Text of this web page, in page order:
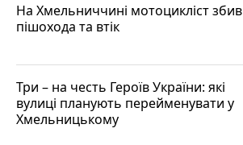
На Хмельниччині мотоцикліст збив
пішохода та втік
Три – на честь Героїв України: які
вулиці планують перейменувати у
Хмельницькому